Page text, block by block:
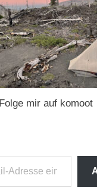
Folge mir auf komoot